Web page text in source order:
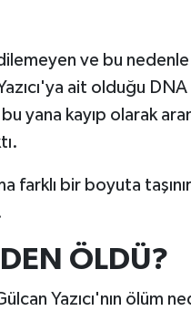
ve bu nedenle
ait olduğu
yana kayıp olarak
farklı bir boyuta
ÖLDÜ?
Yazıcı'nın ölüm